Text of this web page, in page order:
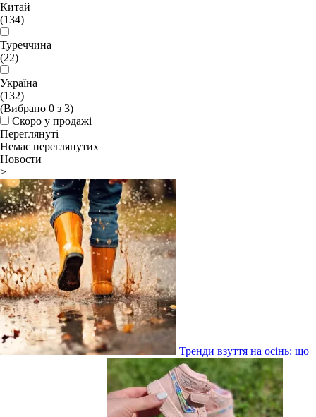
Китай
(134)
Туреччина
(22)
Україна
(132)
(Вибрано 0 з 3)
Скоро у продажі
Переглянуті
Немає переглянутих
Новости
>
Тренди взуття на осінь: що